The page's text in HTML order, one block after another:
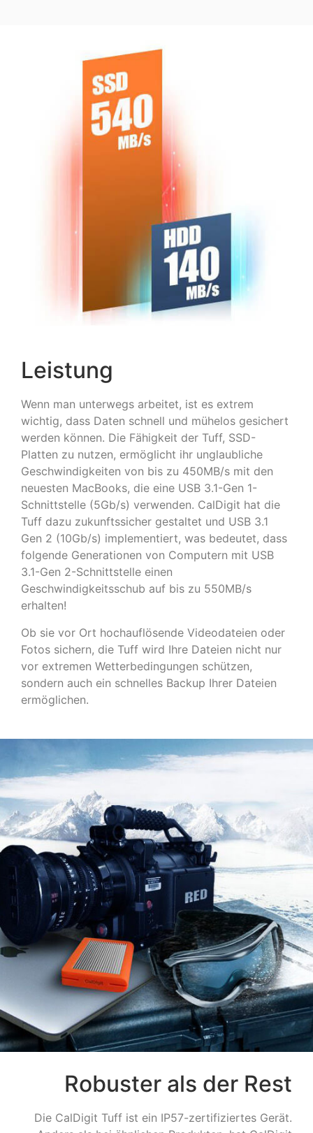
Leistung
Wenn man unterwegs arbeitet, ist es extrem
wichtig, dass Daten schnell und mühelos gesichert
werden können. Die Fähigkeit der Tuff, SSD-
Platten zu nutzen, ermöglicht ihr unglaubliche
Geschwindigkeiten von bis zu 450MB/s mit den
neuesten MacBooks, die eine USB 3.1-Gen 1-
Schnittstelle (5Gb/s) verwenden. CalDigit hat die
Tuff dazu zukunftssicher gestaltet und USB 3.1
Gen 2 (10Gb/s) implementiert, was bedeutet, dass
folgende Generationen von Computern mit USB
3.1-Gen 2-Schnittstelle einen
Geschwindigkeitsschub auf bis zu 550MB/s
erhalten!
Ob sie vor Ort hochauflösende Videodateien oder
Fotos sichern, die Tuff wird Ihre Dateien nicht nur
vor extremen Wetterbedingungen schützen,
sondern auch ein schnelles Backup Ihrer Dateien
ermöglichen.
Robuster als der Rest
Die CalDigit Tuff ist ein IP57-zertifiziertes Gerät.